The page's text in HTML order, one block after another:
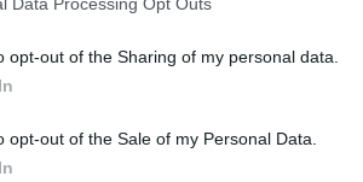
opt-out of the Sharing of my personal data.
opt-out of the Sale of my Personal Data.
a szereplőit és hagyja, hogy a fül
lélegzetelállító az
előadott légibalett valami
létezik hozzá. Látni kell, és Nolan
egyéb magyarázatot erőltet hozzá,